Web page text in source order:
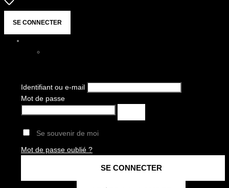
SE CONNECTER
Identifiant ou e-mail
Mot de passe
Se souvenir de moi
Mot de passe oublié ?